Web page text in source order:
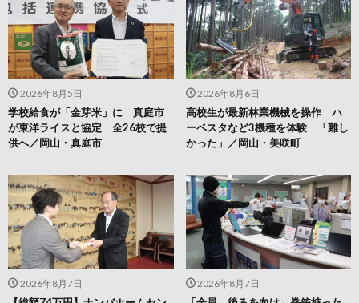
2026年8月7日
2026年8月7日
2026年8月6日
高校生が最新林業機械を操作 ハ
ーベスタなど3機種を体験 「難し
かった」／岡山・美咲町
2026年8月5日
学校給食が「金芽米」に 真庭市
が東洋ライスと協定 全26校で提
供へ／岡山・真庭市